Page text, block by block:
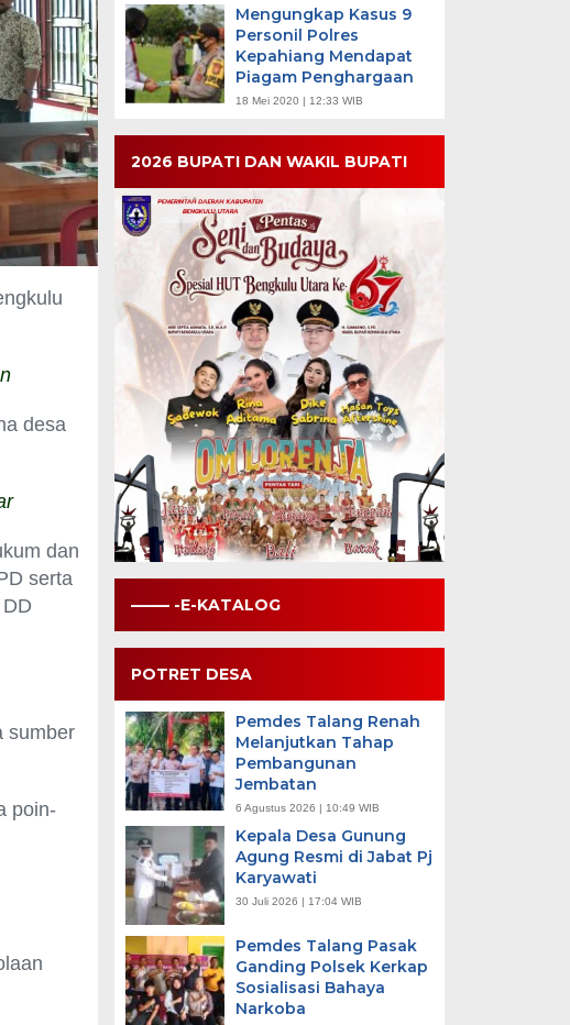
desa
dan
serta
sumber
poin-
Mengungkap Kasus 9
Personil Polres
Kepahiang Mendapat
Piagam Penghargaan
18 Mei 2020 | 12:33 WIB
2026 BUPATI DAN WAKIL BUPATI
——– -E-KATALOG
POTRET DESA
Pemdes Talang Renah
Melanjutkan Tahap
Pembangunan
Jembatan
6 Agustus 2026 | 10:49 WIB
Kepala Desa Gunung
Agung Resmi di Jabat Pj
Karyawati
30 Juli 2026 | 17:04 WIB
Pemdes Talang Pasak
Ganding Polsek Kerkap
Sosialisasi Bahaya
Narkoba